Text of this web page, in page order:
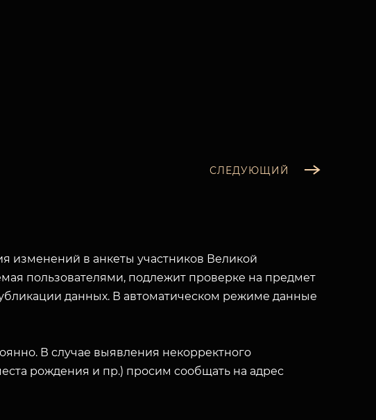
СЛЕДУЮЩИЙ
в анкеты участников Великой
пользователями, подлежит проверке на предмет
данных. В автоматическом режиме данные
В случае выявления некорректного
рождения и пр.) просим сообщать на адрес